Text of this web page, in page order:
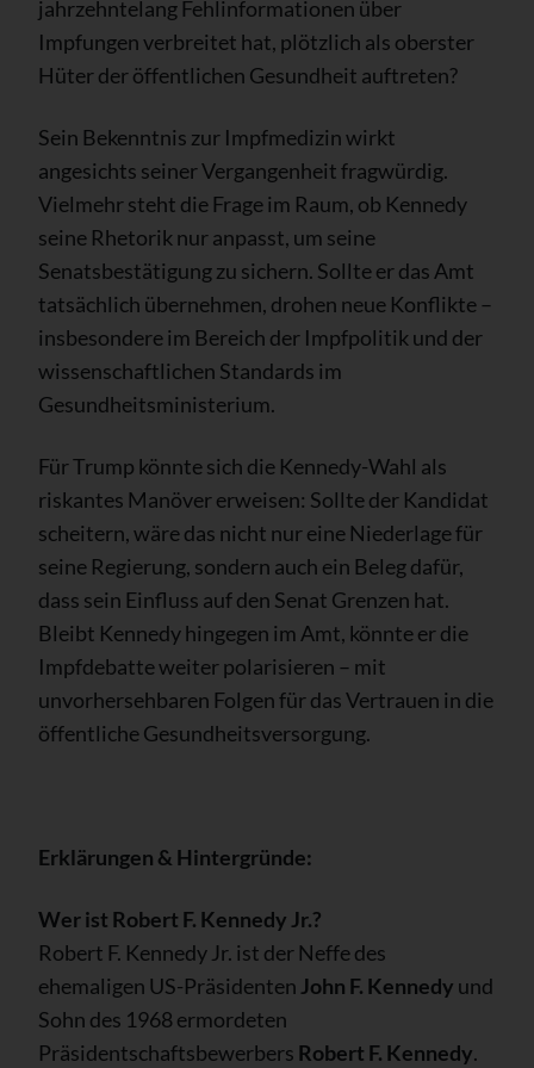
jahrzehntelang Fehlinformationen über
Impfungen verbreitet hat, plötzlich als oberster
Hüter der öffentlichen Gesundheit auftreten?
Sein Bekenntnis zur Impfmedizin wirkt
angesichts seiner Vergangenheit fragwürdig.
Vielmehr steht die Frage im Raum, ob Kennedy
seine Rhetorik nur anpasst, um seine
Senatsbestätigung zu sichern. Sollte er das Amt
tatsächlich übernehmen, drohen neue Konflikte –
insbesondere im Bereich der Impfpolitik und der
wissenschaftlichen Standards im
Gesundheitsministerium.
Für Trump könnte sich die Kennedy-Wahl als
riskantes Manöver erweisen: Sollte der Kandidat
scheitern, wäre das nicht nur eine Niederlage für
seine Regierung, sondern auch ein Beleg dafür,
dass sein Einfluss auf den Senat Grenzen hat.
Bleibt Kennedy hingegen im Amt, könnte er die
Impfdebatte weiter polarisieren – mit
unvorhersehbaren Folgen für das Vertrauen in die
öffentliche Gesundheitsversorgung.
Erklärungen & Hintergründe:
Wer ist Robert F. Kennedy Jr.?
Robert F. Kennedy Jr. ist der Neffe des
ehemaligen US-Präsidenten John F. Kennedy und
Sohn des 1968 ermordeten
Präsidentschaftsbewerbers Robert F. Kennedy.